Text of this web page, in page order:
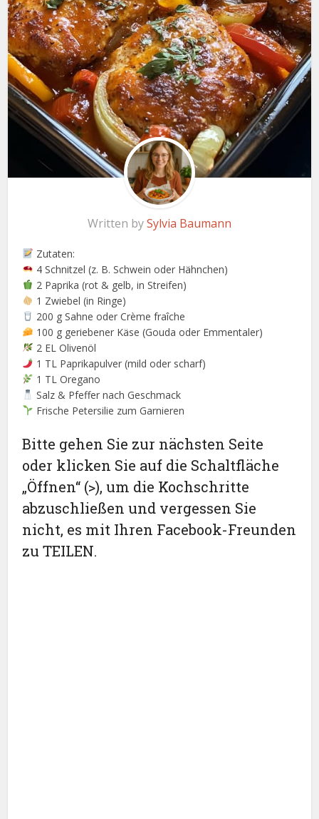
Written bySylvia Baumann
Zutaten:
4 Schnitzel (z. B. Schwein oder Hähnchen)
2 Paprika (rot & gelb, in Streifen)
1 Zwiebel (in Ringe)
200 g Sahne oder Crème fraîche
100 g geriebener Käse (Gouda oder Emmentaler)
2 EL Olivenöl
1 TL Paprikapulver (mild oder scharf)
1 TL Oregano
Salz & Pfeffer nach Geschmack
Frische Petersilie zum Garnieren
Bitte gehen Sie zur nächsten Seite
oder klicken Sie auf die Schaltfläche
„Öffnen“ (>), um die Kochschritte
abzuschließen und vergessen Sie
nicht, es mit Ihren Facebook-Freunden
zu TEILEN.